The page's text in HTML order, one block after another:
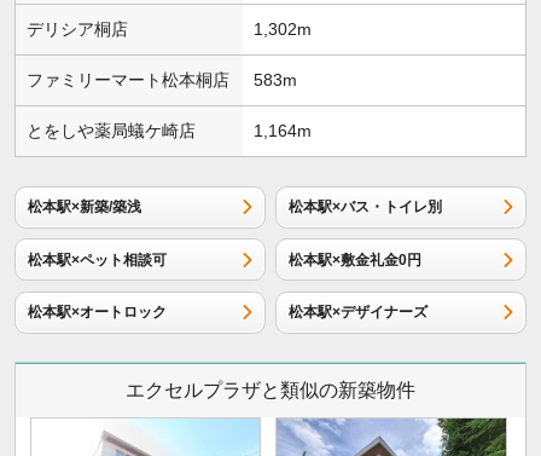
デリシア桐店 1,302m
ファミリーマート松本桐店 583m
とをしや薬局蟻ケ崎店 1,164m
松本駅×新築/築浅 松本駅×バス・トイレ別
松本駅×ペット相談可 松本駅×敷金礼金0円
松本駅×オートロック 松本駅×デザイナーズ
エクセルプラザと類似の新築物件